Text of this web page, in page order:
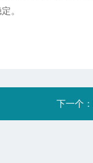
。
下一个：